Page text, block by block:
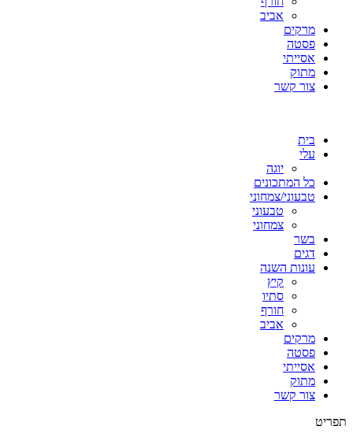
אביב
מרקים
פסטה
אסייתי
מתוק
צור קשר
בית
עלי
יוגה
כל המתכונים
טבעוני/צמחוני
טבעוני
צמחוני
בשר
דגים
עונות השנה
קיץ
סתיו
חורף
אביב
מרקים
פסטה
אסייתי
מתוק
צור קשר
תפריט